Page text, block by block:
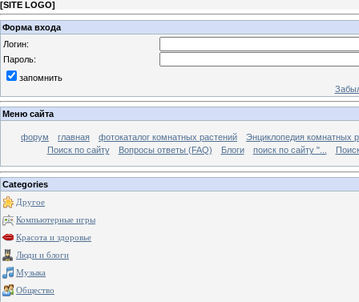
[SITE LOGO]
Форма входа
Логин:
Пароль:
запомнить
Меню сайта
форум главная фотокаталог комнатных растений
Энциклопедия комнатных
Поиск по сайту
Вопросы ответы (FAQ) Блоги поиск по сайту "...
Categories
Другое
Компьютерные игры
Красота и здоровье
Люди и блоги
Музыка
Общество